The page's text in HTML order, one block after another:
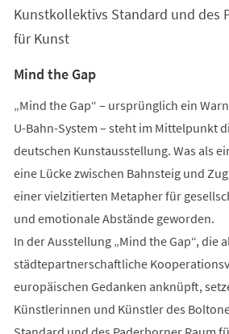
Kunstkollektivs Standard und des
für Kunst
Mind the Gap
„Mind the Gap“ – ursprünglich ein
U-Bahn-System – steht im Mittelpunkt
deutschen Kunstausstellung. Was als
eine Lücke zwischen Bahnsteig und
einer vielzitierten Metapher für
und emotionale Abstände geworden.
In der Ausstellung „Mind the Gap“, die
städtepartnerschaftliche
europäischen Gedanken anknüpft,
Künstlerinnen und Künstler des